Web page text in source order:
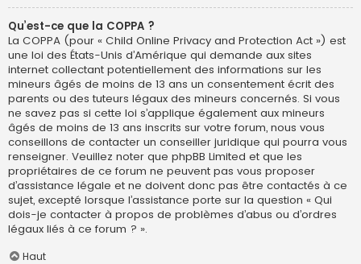
Qu’est-ce que la COPPA ?
La COPPA (pour « Child Online Privacy and Protection Act ») est
une loi des États-Unis d’Amérique qui demande aux sites
internet collectant potentiellement des informations sur les
mineurs âgés de moins de 13 ans un consentement écrit des
parents ou des tuteurs légaux des mineurs concernés. Si vous
ne savez pas si cette loi s’applique également aux mineurs
âgés de moins de 13 ans inscrits sur votre forum, nous vous
conseillons de contacter un conseiller juridique qui pourra vous
renseigner. Veuillez noter que phpBB Limited et que les
propriétaires de ce forum ne peuvent pas vous proposer
d’assistance légale et ne doivent donc pas être contactés à ce
sujet, excepté lorsque l’assistance porte sur la question « Qui
dois-je contacter à propos de problèmes d’abus ou d’ordres
légaux liés à ce forum ? ».
Haut